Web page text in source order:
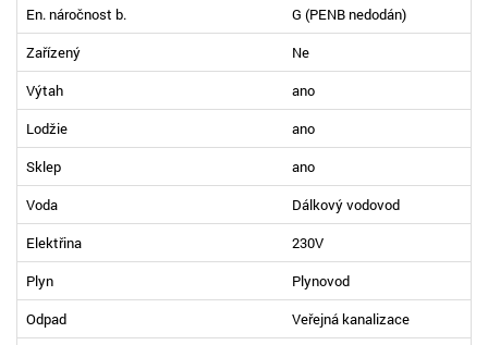
En. náročnost b.
G (PENB nedodán)
Zařízený
Ne
Výtah
ano
Lodžie
ano
Sklep
ano
Voda
Dálkový vodovod
Elektřina
230V
Plyn
Plynovod
Odpad
Veřejná kanalizace